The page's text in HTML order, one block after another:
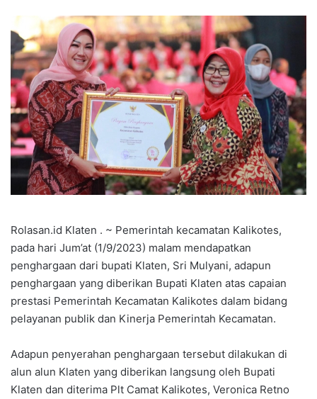
Rolasan.id Klaten . ~ Pemerintah kecamatan Kalikotes,
pada hari Jum’at (1/9/2023) malam mendapatkan
penghargaan dari bupati Klaten, Sri Mulyani, adapun
penghargaan yang diberikan Bupati Klaten atas capaian
prestasi Pemerintah Kecamatan Kalikotes dalam bidang
pelayanan publik dan Kinerja Pemerintah Kecamatan.
Adapun penyerahan penghargaan tersebut dilakukan di
alun alun Klaten yang diberikan langsung oleh Bupati
Klaten dan diterima Plt Camat Kalikotes, Veronica Retno